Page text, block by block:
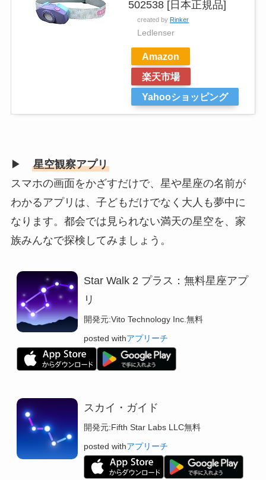
502538 [日本正規品]
created by Rinker
Ledlenser
Amazon
楽天市場
Yahooショッピング
▶ 星空観察アプリ
スマホの画面をかざすだけで、星や星座の名前が
わかるアプリは、子どもだけでなく大人も夢中に
なります。都会では見られない満天の星空を、家
族みんなで探検してみましょう。
Star Walk 2 プラス：無料星座アプ
リ
開発元:Vito Technology Inc. 無料
posted withアプリーチ
スカイ・ガイド
開発元:Fifth Star Labs LLC無料
posted withアプリーチ